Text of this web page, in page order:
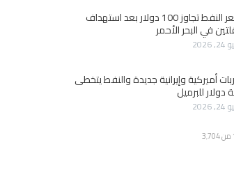
سعر النفط تجاوز 100 دولار بعد استهداف
في البحر الأحمر
أميركية وإيرانية جديدة والنفط يتخطى
دولار للبرميل